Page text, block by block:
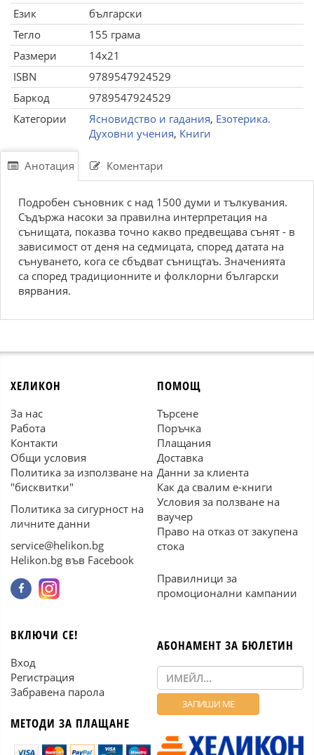
Език
български
Тегло
155 грама
Размери
14x21
ISBN
9789547924529
Баркод
9789547924529
Категории
Ясновидство и гадания, Езотерика.
Духовни учения, Книги
Анотация Коментари
Подробен съновник с над 1500 думи и тълкувания.
Съдържа насоки за правилна интерпретация на
сънищата, показва точно какво предвещава сънят - в
зависимост от деня на седмицата, според датата на
сънуването, кога се сбъдват сънищтаъ. Значенията
са според традиционните и фолклорни български
вярвания.
ХЕЛИКОН
За нас
Работа
Контакти
Общи условия
Политика за използване на
"бисквитки"
Политика за сигурност на
личните данни
service@helikon.bg
Helikon.bg във Facebook
ПОМОЩ
Търсене
Поръчка
Плащания
Доставка
Данни за клиента
Как да свалим е-книги
Условия за ползване на
ваучер
Право на отказ от закупена
стока
Правилници за
промоционални кампании
ВКЛЮЧИ СЕ!
Вход
Регистрация
Забравена парола
МЕТОДИ ЗА ПЛАЩАНЕ
АБОНАМЕНТ ЗА БЮЛЕТИН